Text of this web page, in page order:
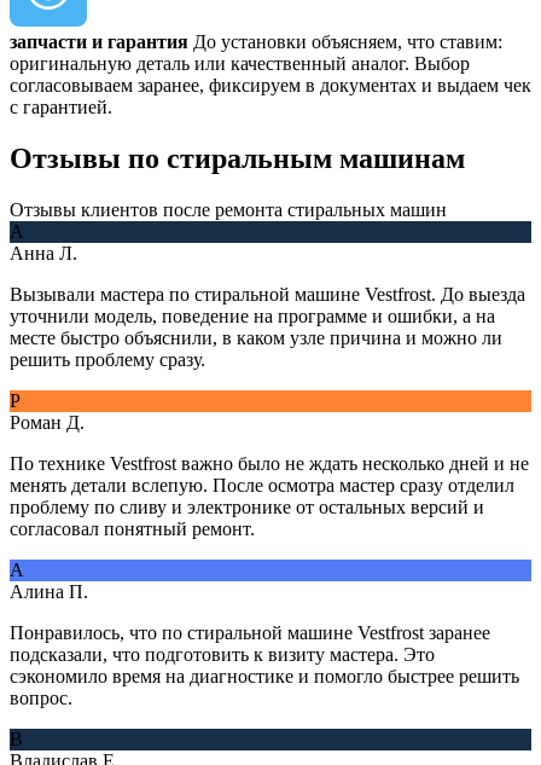
запчасти и гарантия До установки объясняем, что ставим:
оригинальную деталь или качественный аналог. Выбор
согласовываем заранее, фиксируем в документах и выдаем чек
с гарантией.
Отзывы по стиральным машинам
Отзывы клиентов после ремонта стиральных машин
А
Анна Л.
Вызывали мастера по стиральной машине Vestfrost. До выезда
уточнили модель, поведение на программе и ошибки, а на
месте быстро объяснили, в каком узле причина и можно ли
решить проблему сразу.
Р
Роман Д.
По технике Vestfrost важно было не ждать несколько дней и не
менять детали вслепую. После осмотра мастер сразу отделил
проблему по сливу и электронике от остальных версий и
согласовал понятный ремонт.
А
Алина П.
Понравилось, что по стиральной машине Vestfrost заранее
подсказали, что подготовить к визиту мастера. Это
сэкономило время на диагностике и помогло быстрее решить
вопрос.
В